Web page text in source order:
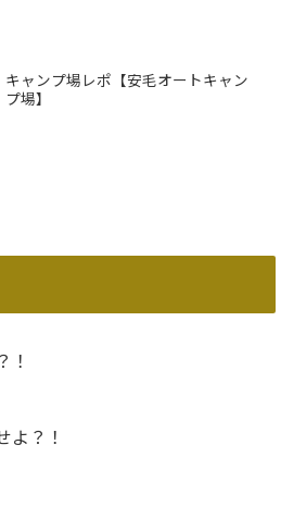
キャンプ場レポ【安毛オートキャン
プ場】
！
よ？！